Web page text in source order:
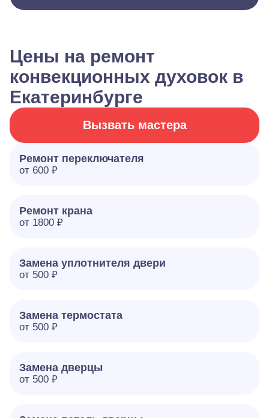
Цены на ремонт
конвекционных духовок в
Екатеринбурге
Вызвать мастера
Ремонт переключателя
от 600 ₽
Ремонт крана
от 1800 ₽
Замена уплотнителя двери
от 500 ₽
Замена термостата
от 500 ₽
Замена дверцы
от 500 ₽